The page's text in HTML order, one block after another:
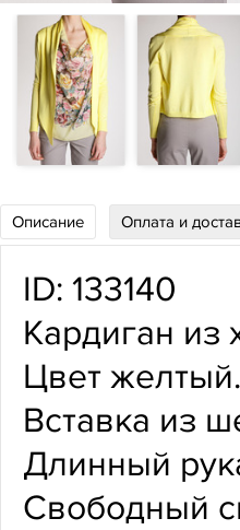
Описание Оплата и
ID: 133140
Кардиган из
Цвет желтый.
Вставка из
Длинный
Свободный